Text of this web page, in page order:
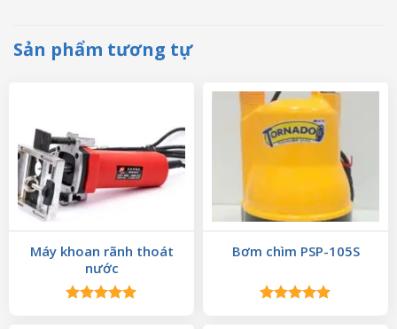
Sản phẩm tương tự
Máy khoan rãnh thoát
nước
Bơm chìm PSP-105S